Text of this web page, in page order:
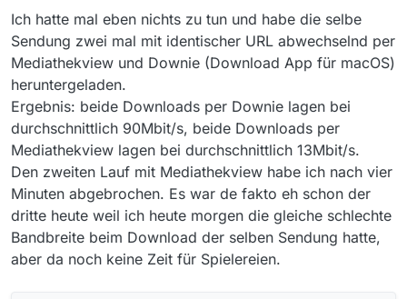
Ich hatte mal eben nichts zu tun und habe die selbe
Sendung zwei mal mit identischer URL abwechselnd per
Mediathekview und Downie (Download App für macOS)
heruntergeladen.
Ergebnis: beide Downloads per Downie lagen bei
durchschnittlich 90Mbit/s, beide Downloads per
Mediathekview lagen bei durchschnittlich 13Mbit/s.
Den zweiten Lauf mit Mediathekview habe ich nach vier
Minuten abgebrochen. Es war de fakto eh schon der
dritte heute weil ich heute morgen die gleiche schlechte
Bandbreite beim Download der selben Sendung hatte,
aber da noch keine Zeit für Spielereien.